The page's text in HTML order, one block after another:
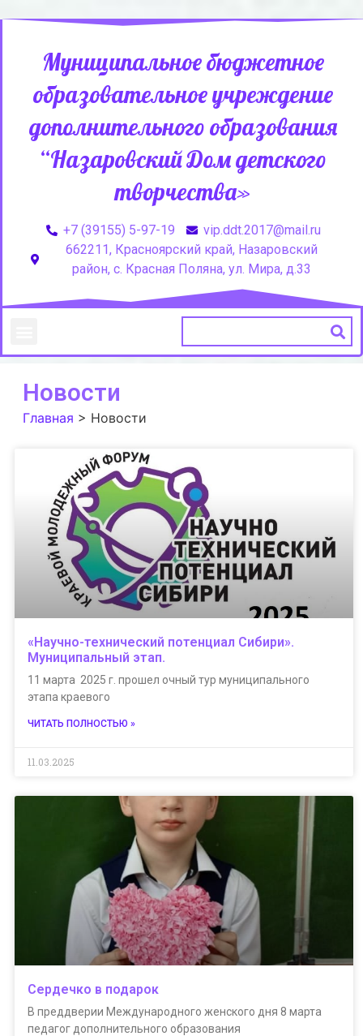
Муниципальное бюджетное
образовательное учреждение
дополнительного образования
“Назаровский Дом детского
творчества»
+7 (39155) 5-97-19
vip.ddt.2017@mail.ru
662211, Красноярский край, Назаровский
район, с. Красная Поляна, ул. Мира, д.33
Новости
Главная > Новости
«Научно-технический потенциал Сибири».
Муниципальный этап.
11 марта 2025 г. прошел очный тур муниципального
этапа краевого
ЧИТАТЬ ПОЛНОСТЬЮ »
11.03.2025
Сердечко в подарок
В преддверии Международного женского дня 8 марта
педагог дополнительного образования